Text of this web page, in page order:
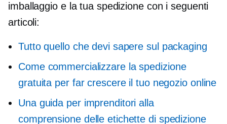
imballaggio e la tua spedizione con i seguenti
articoli:
Tutto quello che devi sapere sul packaging
Come commercializzare la spedizione
gratuita per far crescere il tuo negozio online
Una guida per imprenditori alla
comprensione delle etichette di spedizione